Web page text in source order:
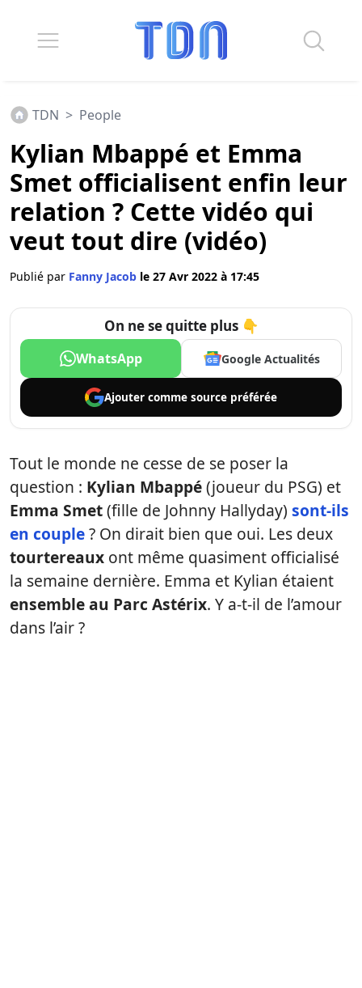
TDN > People
Kylian Mbappé et Emma
Smet officialisent enfin leur
relation ? Cette vidéo qui
veut tout dire (vidéo)
Publié par Fanny Jacob le 27 Avr 2022 à 17:45
On ne se quitte plus 👇
WhatsApp Google Actualités
Ajouter comme source préférée
Tout le monde ne cesse de se poser la
question : Kylian Mbappé(joueur du PSG) et
Emma Smet(fille de Johnny Hallyday) sont-ils
en couple? On dirait bien que oui. Les deux
tourtereaux ont même quasiment officialisé
la semaine dernière. Emma et Kylian étaient
ensemble au Parc Astérix. Y a-t-il de l’amour
dans l’air ?